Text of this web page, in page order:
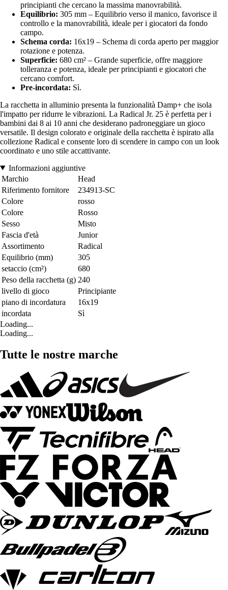
principianti che cercano la massima manovrabilità.
Equilibrio: 305 mm – Equilibrio verso il manico, favorisce il
controllo e la manovrabilità, ideale per i giocatori da fondo
campo.
Schema corda: 16x19 – Schema di corda aperto per maggior
rotazione e potenza.
Superficie: 680 cm² – Grande superficie, offre maggiore
tolleranza e potenza, ideale per principianti e giocatori che
cercano comfort.
Pre-incordata: Sì.
La racchetta in alluminio presenta la funzionalità Damp+ che isola
l'impatto per ridurre le vibrazioni. La Radical Jr. 25 è perfetta per i
bambini dai 8 ai 10 anni che desiderano padroneggiare un gioco
versatile. Il design colorato e originale della racchetta è ispirato alla
collezione Radical e consente loro di scendere in campo con un look
coordinato e uno stile accattivante.
Informazioni aggiuntive
Marchio
Head
Riferimento fornitore
234913-SC
Colore
rosso
Colore
Rosso
Sesso
Misto
Fascia d'età
Junior
Assortimento
Radical
Equilibrio (mm)
305
setaccio (cm²)
680
Peso della racchetta (g) 240
livello di gioco
Principiante
piano di incordatura
16x19
incordata
Sì
Loading...
Loading...
Tutte le nostre marche